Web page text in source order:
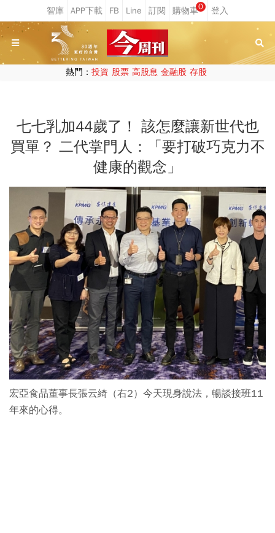
0
熱門： 投資 股票 高股息 金融股 存股
七七乳加44歲了！ 該怎麼讓新世代也
買單？ 二代掌門人：「要打破巧克力不
健康的觀念」
宏亞食品董事長張云綺（右2）今天現身說法，暢談接班11
年來的心得。